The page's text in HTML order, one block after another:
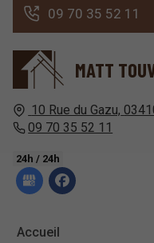
MATT
10 Rue du Gazu,
09 70 35 52 11
24h / 24h
Accueil
09 70 35 52 11